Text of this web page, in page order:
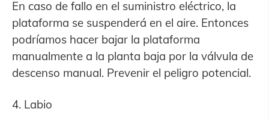
En caso de fallo en el suministro eléctrico, la
plataforma se suspenderá en el aire. Entonces
podríamos hacer bajar la plataforma
manualmente a la planta baja por la válvula de
descenso manual. Prevenir el peligro potencial.
4. Labio